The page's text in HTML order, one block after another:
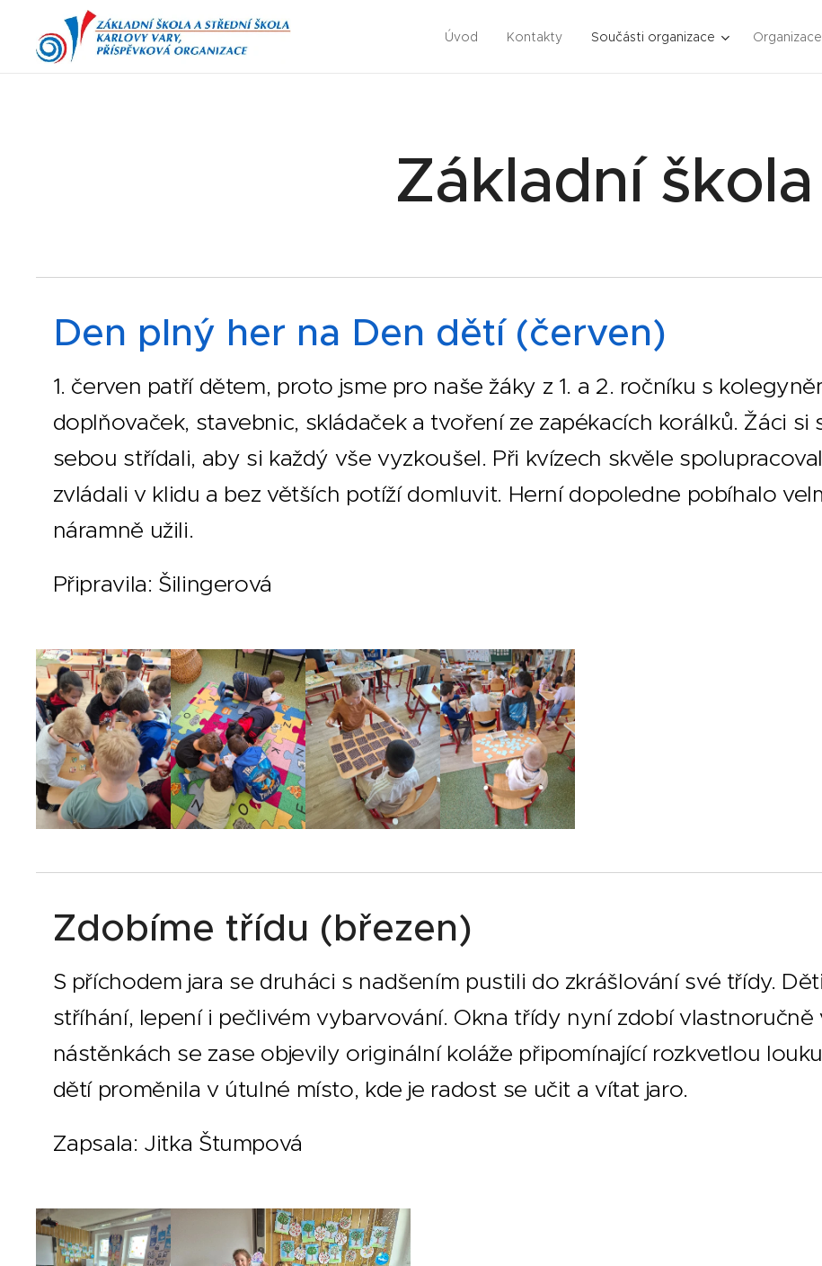
Úvod Kontakty Součásti organizace
Základní škola
Den plný her na Den dětí (červen)
1. červen patří dětem, proto jsme pro naše žáky z 1. a 2. ročníku s
doplňovaček, stavebnic, skládaček a tvoření ze zapékacích korálků. Žáci si
sebou střídali, aby si každý vše vyzkoušel. Při kvízech skvěle
zvládali v klidu a bez větších potíží domluvit. Herní dopoledne pobíhalo
náramně užili.
Připravila: Šilingerová
Zdobíme třídu (březen)
S příchodem jara se druháci s nadšením pustili do zkrášlování své třídy.
stříhání, lepení i pečlivém vybarvování. Okna třídy nyní zdobí
nástěnkách se zase objevily originální koláže připomínající rozkvetlou
dětí proměnila v útulné místo, kde je radost se učit a vítat jaro.
Zapsala: Jitka Štumpová